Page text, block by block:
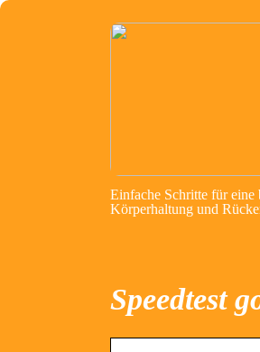
Einfache Schritte für eine
Körperhaltung und
Speedtest